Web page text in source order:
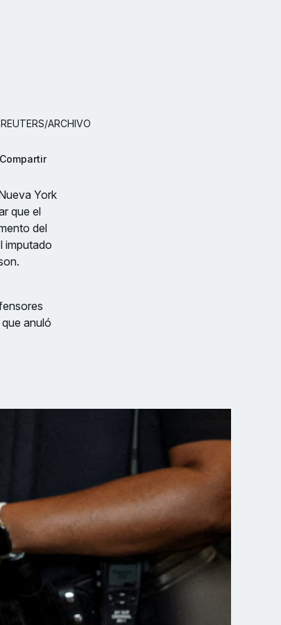
ARCHIVO
Compartir
York
que el
del
imputado
anuló